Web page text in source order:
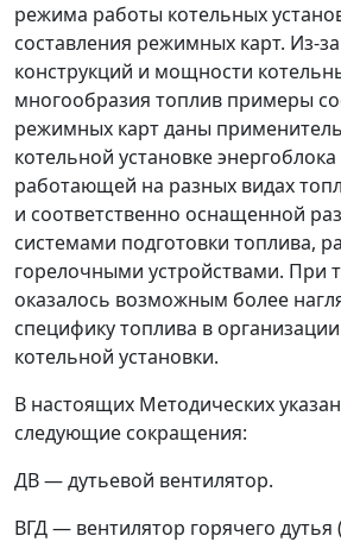
режима работы котельных
составления режимных карт. Из-
конструкций и мощности
многообразия топлив примеры
режимных карт даны
котельной установке
работающей на разных видах
и соответственно оснащенной
системами подготовки топлива,
горелочными устройствами. При
оказалось возможным более
специфику топлива в
котельной установки.
В настоящих Методических
следующие сокращения:
ДВ—дутьевой вентилятор.
ВГД— вентилятор горячего дутья